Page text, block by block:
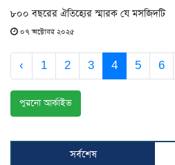
৮০০ বছরের ঐতিহ্যের স্মারক যে মসজিদটি
০৭ অক্টোবর ২০২৫
‹ 1 2 3 4 5 6
পুরনো আর্কাইভ
সর্বশেষ